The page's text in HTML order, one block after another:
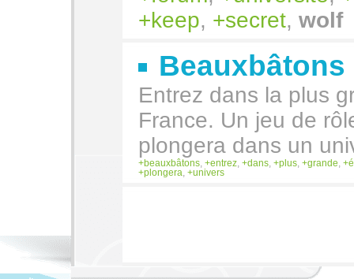
keep, secret, wolf
Beauxbâtons
Entrez dans la plus
France. Un jeu de
plongera dans un
beauxbâtons entrez dans plus grande
plongera
univers